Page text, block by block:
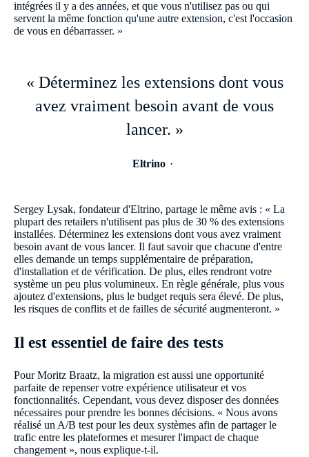
intégrées il y a des années, et que vous n'utilisez pas ou qui
servent la même fonction qu'une autre extension, c'est l'occasion
de vous en débarrasser. »
« Déterminez les extensions dont vous
avez vraiment besoin avant de vous
lancer. »
Eltrino
Sergey Lysak, fondateur d'Eltrino, partage le même avis : « La
plupart des retailers n'utilisent pas plus de 30 % des extensions
installées. Déterminez les extensions dont vous avez vraiment
besoin avant de vous lancer. Il faut savoir que chacune d'entre
elles demande un temps supplémentaire de préparation,
d'installation et de vérification. De plus, elles rendront votre
système un peu plus volumineux. En règle générale, plus vous
ajoutez d'extensions, plus le budget requis sera élevé. De plus,
les risques de conflits et de failles de sécurité augmenteront. »
Il est essentiel de faire des tests
Pour Moritz Braatz, la migration est aussi une opportunité
parfaite de repenser votre expérience utilisateur et vos
fonctionnalités. Cependant, vous devez disposer des données
nécessaires pour prendre les bonnes décisions. « Nous avons
réalisé un A/B test pour les deux systèmes afin de partager le
trafic entre les plateformes et mesurer l'impact de chaque
changement », nous explique-t-il.